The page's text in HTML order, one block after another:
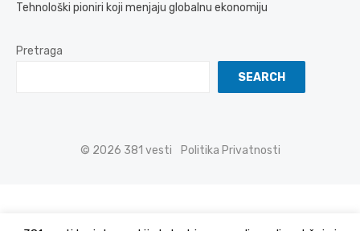
Tehnološki pioniri koji menjaju globalnu ekonomiju
Pretraga
SEARCH
© 2026 381 vesti Politika Privatnosti